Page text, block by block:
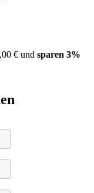
€ und sparen 3%